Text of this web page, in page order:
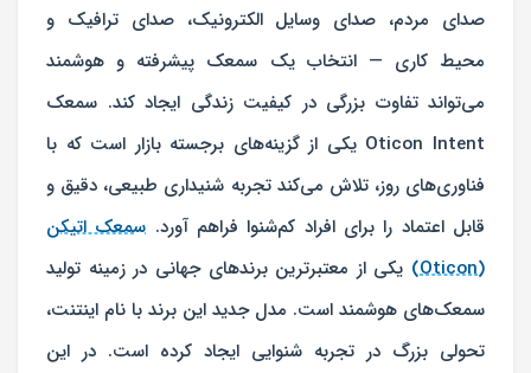
صدای مردم، صدای وسایل الکترونیک، صدای ترافیک و
محیط کاری — انتخاب یک سمعک پیشرفته و هوشمند
می‌تواند تفاوت بزرگی در کیفیت زندگی ایجاد کند. سمعک
Oticon Intent یکی از گزینه‌های برجسته بازار است که با
فناوری‌های روز، تلاش می‌کند تجربه شنیداری طبیعی، دقیق و
قابل اعتماد را برای افراد کم‌شنوا فراهم آورد. سمعک اتیکن
(Oticon)
یکی از معتبرترین برندهای جهانی در زمینه تولید
سمعک‌های هوشمند است. مدل جدید این برند با نام اینتنت،
تحولی بزرگ در تجربه شنوایی ایجاد کرده است. در این